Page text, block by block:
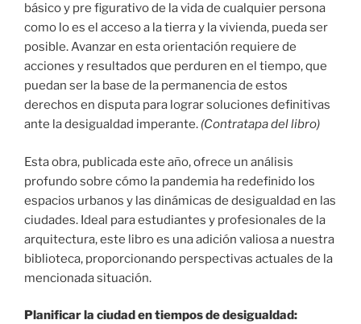
básico y pre figurativo de la vida de cualquier persona
como lo es el acceso a la tierra y la vivienda, pueda ser
posible. Avanzar en esta orientación requiere de
acciones y resultados que perduren en el tiempo, que
puedan ser la base de la permanencia de estos
derechos en disputa para lograr soluciones definitivas
ante la desigualdad imperante. (Contratapa del libro)
Esta obra, publicada este año, ofrece un análisis
profundo sobre cómo la pandemia ha redefinido los
espacios urbanos y las dinámicas de desigualdad en las
ciudades. Ideal para estudiantes y profesionales de la
arquitectura, este libro es una adición valiosa a nuestra
biblioteca, proporcionando perspectivas actuales de la
mencionada situación.
Planificar la ciudad en tiempos de desigualdad: